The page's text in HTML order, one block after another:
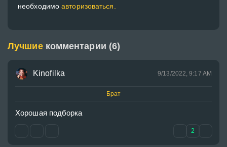
необходимоавторизоваться.
Лучшие комментарии (6)
Kinofilka 9/13/2022, 9:17 AM
Брат
Хорошая подборка
2